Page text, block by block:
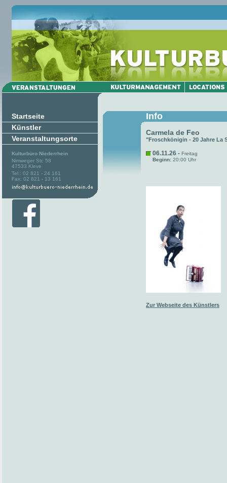
Startseite
Künstler
Veranstaltungsorte
Kulturbüro Niederrhein
Nimweger Str. 58
47533 Kleve
Tel.: 02 821 - 24 161
Fax: 02 821 - 13 161
Info
Carmela de Feo
"Froschkönigin - 20 Jahre La
06.11.26 - Freitag
Beginn: 20:00 Uhr
Zur Webseite des Künstlers